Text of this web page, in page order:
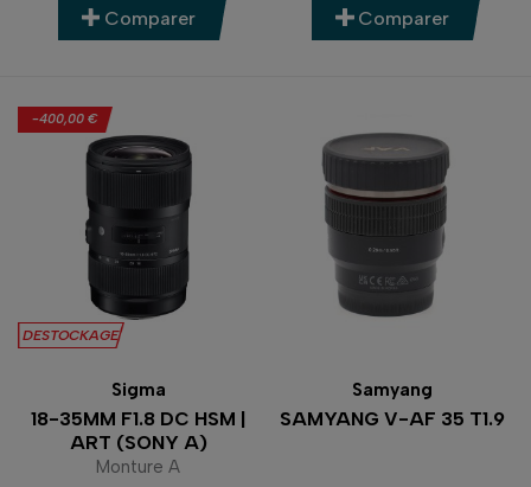
Comparer Comparer
-400,00 €
DESTOCKAGE
Sigma
18-35MM F1.8 DC HSM |
ART (SONY A)
Monture A
Samyang
SAMYANG V-AF 35 T1.9